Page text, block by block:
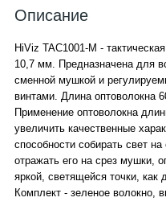
Описание
HiViz TAC1001-M -
10,7 мм. Предназначена для
сменной мушкой и
винтами. Длина оптоволокна
Применение оптоволокна
увеличить качественные
способности собирать свет
отражать его на срез мушки,
яркой, светящейся точки, как
Комплект - зеленое волокно,